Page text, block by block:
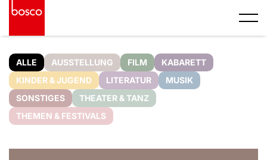
ALLE AUSSTELLUNG FILM
KABARETT
KINDER & JUGEND
LITERATUR
MUSIK
SONSTIGES
THEATER & TANZ
THEMEN & FESTIVALS